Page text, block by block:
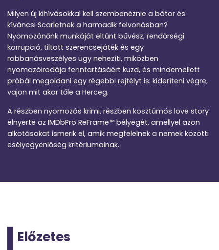
Milyen új kihívásokkal kell szembenéznie a bátor és
kíváncsi Scarletnek a harmadik felvonásban?
Nyomozónőnk munkáját eltűnt bűvész, rendőrségi
korrupció, tiltott szerencsejáték és egy
robbanásveszélyes ügy nehezíti, miközben
nyomozóirodája fenntartásáért küzd, és mindemellett
próbál megoldani egy régebbi rejtélyt is: kideríteni végre,
vajon mit akar tőle a Herceg.
A részben nyomozós krimi, részben kosztümös love story
elnyerte az IMDbPro ReFrame™ bélyegét, amellyel azon
alkotásokat ismerik el, amik megfelelnek a nemek közötti
esélyegyenlőség kritériumainak.
Előzetes